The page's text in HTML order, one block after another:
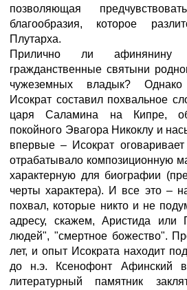
позволяющая
благообразия, которое
Плутарха.
Прилично ли афинянину
гражданственные святыни
чужеземных владык? Однако
Исократ составил похвальное
царя Саламина на Кипре,
покойного Эвагора Никоклу и
впервые – Исократ
отрабатывало композиционную
характерную для биографии
черты характера). И все это –
похвал, которые никто и не
адресу, скажем, Аристида или
людей", "смертное божество".
лет, и опыт Исократа находит
до н.э. Ксенофонт Афинский
литературный памятник